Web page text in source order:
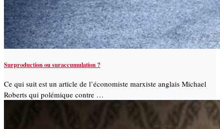
Surproduction ou suraccumulation ?
Ce qui suit est un article de l’économiste marxiste anglais Michael
Roberts qui polémique contre …